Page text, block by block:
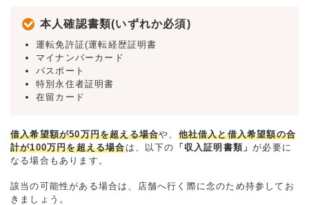
本人確認書類(いずれか必須)
運転免許証(運転経歴証明書
マイナンバーカード
パスポート
特別永住者証明書
在留カード
借入希望額が50万円を超える場合や、 他社借入と借入希望額の合
計が100万円を超える場合は、以下の 「収入証明書類」が必要に
なる場合もあります。
該当の可能性がある場合は、店舗へ行く際に念のため持参してお
きましょう。